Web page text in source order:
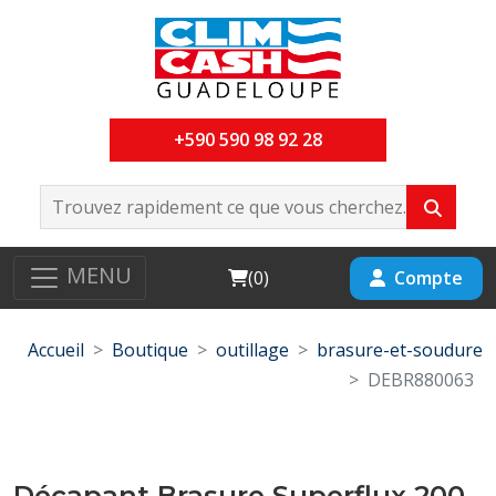
+590 590 98 92 28
MENU Cart
(0) Compte
Accueil Boutique outillage
brasure-et-soudure
DEBR880063